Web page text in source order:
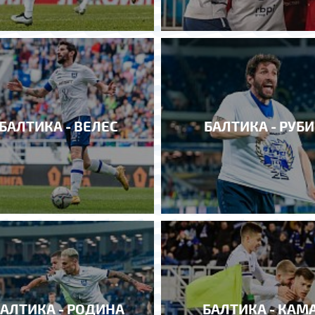
- ВЕЛЕС БАЛТИКА -
- РОДИНА БАЛТИКА -